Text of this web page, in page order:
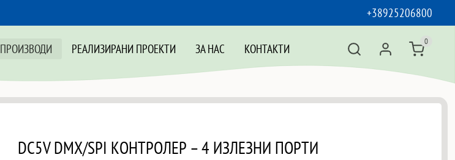
+38925206800
ПРОИЗВОДИ
РЕАЛИЗИРАНИ ПРОЕКТИ ЗА НАС КОНТАКТИ 0
DC5V DMX/SPI КОНТРОЛЕР – 4 ИЗЛЕЗНИ ПОРТИ